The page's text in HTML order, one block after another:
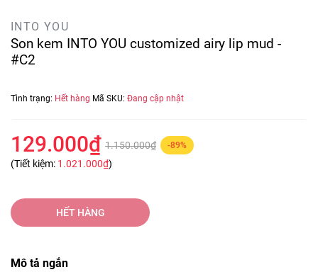
INTO YOU
Son kem INTO YOU customized airy lip mud -
#C2
Tình trạng: Hết hàng Mã SKU: Đang cập nhật
129.000₫ 1.150.000₫ -89%
(Tiết kiệm: 1.021.000₫)
HẾT HÀNG
Mô tả ngắn